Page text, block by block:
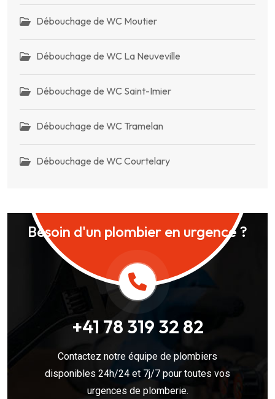
Débouchage de WC Moutier
Débouchage de WC La Neuveville
Débouchage de WC Saint-Imier
Débouchage de WC Tramelan
Débouchage de WC Courtelary
Besoin d'un plombier en urgence ?
+41 78 319 32 82
Contactez notre équipe de plombiers
disponibles 24h/24 et 7j/7 pour toutes vos
urgences de plomberie.